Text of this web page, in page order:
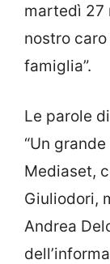
martedì 27
nostro
famiglia”.
Le parole
“Un
Mediaset,
Giuliodori,
Andrea